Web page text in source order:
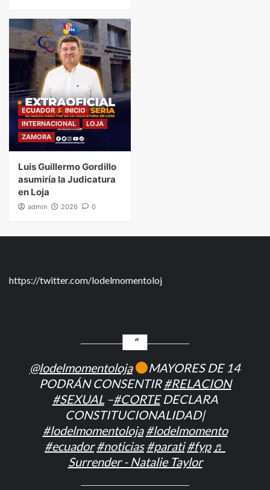
ECUADOR
INICIO
INTERNACIONAL
LOJA
ZAMORA
Luis Guillermo Gordillo
asumiría la Judicatura
en Loja
admin 2026 0
https://twitter.com/lodelmomentoloj
@lodelmomentoloja
MAYORES DE 14
PODRÁN CONSENTIR#RELACION
#SEXUAL–#CORTEDECLARA
CONSTITUCIONALIDAD|
#lodelmomentoloja #lodelmomento
#ecuador #noticias #parati #fyp ♬
Surrender - Natalie Taylor